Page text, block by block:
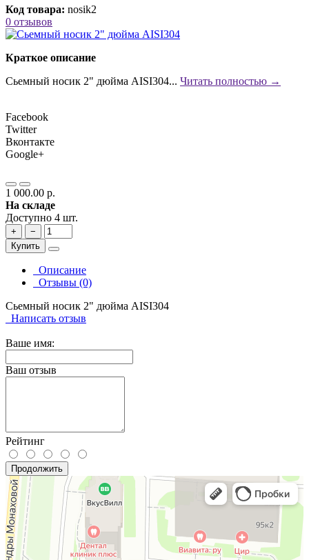
Код товара: nosik2
0 отзывов
Краткое описание
Сьемный носик 2" дюйма AISI304... Читать полностью →
Facebook
Twitter
Вконтакте
Google+
1 000.00 р.
На складе
Доступно 4 шт.
+
−
Купить
Описание
Отзывы (0)
Сьемный носик 2" дюйма AISI304
Написать отзыв
Ваше имя:
Ваш отзыв
Рейтинг
Продолжить
Москва
Улица Александры Монаховой, 95к1, подъезд 1 — Яндекс.Карты